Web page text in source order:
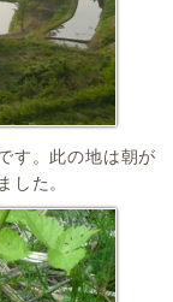
す。此の地は朝が
した。